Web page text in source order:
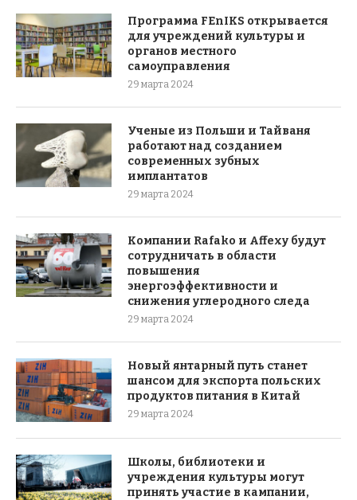
Программа FEnIKS открывается
для учреждений культуры и
органов местного
самоуправления
29 марта 2024
Ученые из Польши и Тайваня
работают над созданием
современных зубных
имплантатов
29 марта 2024
Компании Rafako и Affexy будут
сотрудничать в области
повышения
энергоэффективности и
снижения углеродного следа
29 марта 2024
Новый янтарный путь станет
шансом для экспорта польских
продуктов питания в Китай
29 марта 2024
Школы, библиотеки и
учреждения культуры могут
принять участие в кампании,